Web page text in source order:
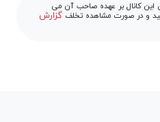
کانال بر عهده صاحب آن می
و در صورت مشاهده تخلف گزارش